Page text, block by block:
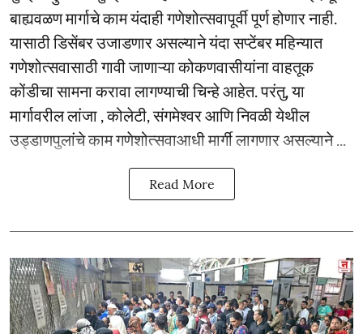
बाह्यवळण मार्गाचे काम यंदाही गणेशोत्सवापूर्वी पूर्ण होणार नाही.
यासाठी डिसेंबर उजाडणार असल्याने यंदा सप्टेंबर महिन्यात
गणेशोत्सवासाठी गावी जाणाऱ्या कोकणवासीयांना वाहतूक
कोंडीचा सामना करावा लागण्याची चिन्हे आहेत. परंतु, या
मार्गावरील लांजा , कोलेटी, संगमेश्वर आणि निवळी येथील
उड्डाणपुलांचे काम गणेशोत्सवाआधी मार्गी लागणार असल्याने ...
Read More